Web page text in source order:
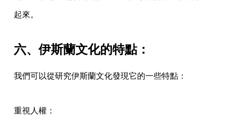
起來。
六、伊斯蘭文化的特點：
我們可以從研究伊斯蘭文化發現它的一些特點：
重視人權：